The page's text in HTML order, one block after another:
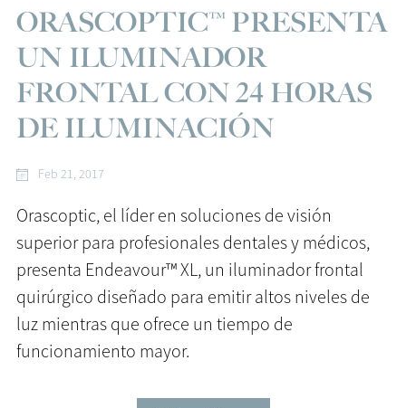
ORASCOPTIC™ PRESENTA
UN ILUMINADOR
FRONTAL CON 24 HORAS
DE ILUMINACIÓN
Feb 21, 2017
Orascoptic, el líder en soluciones de visión
superior para profesionales dentales y médicos,
presenta Endeavour™ XL, un iluminador frontal
quirúrgico diseñado para emitir altos niveles de
luz mientras que ofrece un tiempo de
funcionamiento mayor.